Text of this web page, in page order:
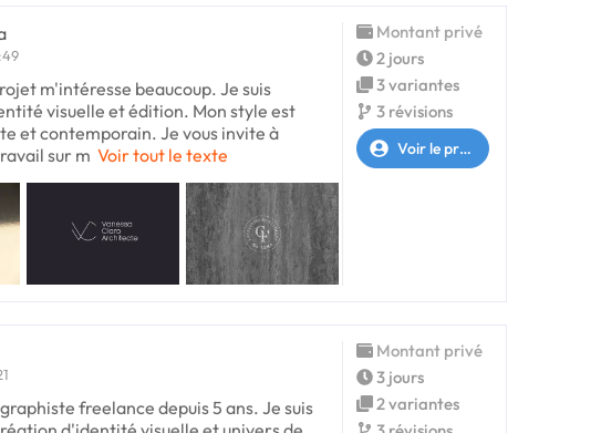
m'intéresse beaucoup. Je suis
visuelle et édition. Mon style est
et contemporain. Je vous invite à
sur m Voir tout le texte
Montant privé
2 jours
3 variantes
3 révisions
Voir le profil
freelance depuis 5 ans. Je suis
Montant privé
3 jours
2 variantes